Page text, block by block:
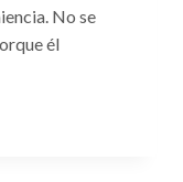
No se
él